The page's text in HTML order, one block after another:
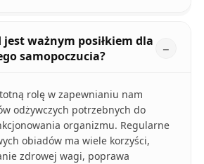
jest ważnym posiłkiem dla
samopoczucia?
rolę w zapewnianiu nam
odżywczych potrzebnych do
organizmu. Regularne
obiadów ma wiele korzyści,
zdrowej wagi, poprawa